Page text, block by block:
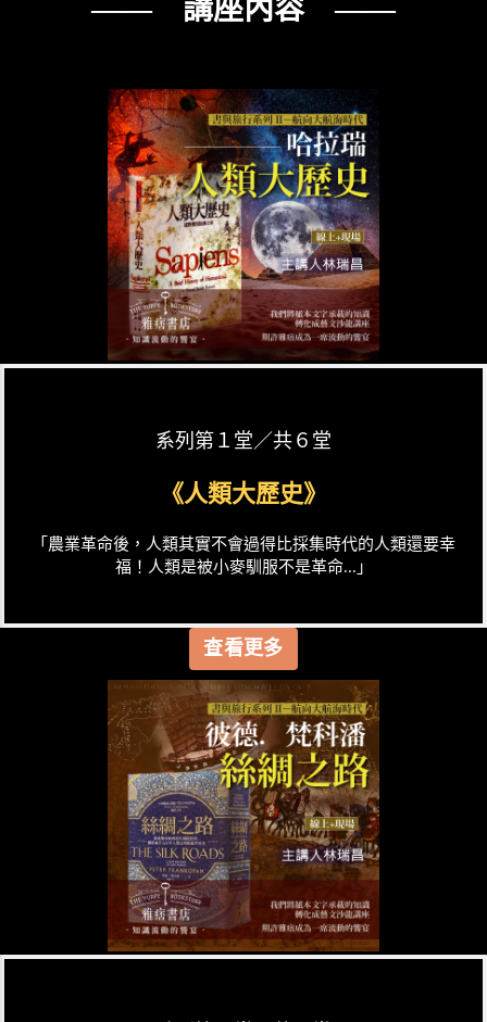
—— 講座內容 ——
系列第１堂／共６堂
《人類大歷史》
「農業革命後，人類其實不會過得比採集時代的人類還要幸
福！人類是被小麥馴服不是革命...」
查看更多